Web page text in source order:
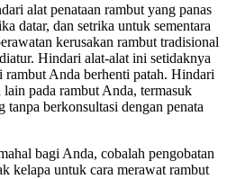
alat penataan rambut yang panas
datar, dan setrika untuk sementara
kerusakan rambut tradisional
Hindari alat-alat ini setidaknya
rambut Anda berhenti patah. Hindari
pada rambut Anda, termasuk
berkonsultasi dengan penata
bagi Anda, cobalah pengobatan
kelapa untuk cara merawat rambut